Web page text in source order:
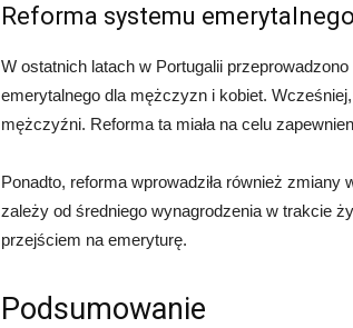
Reforma systemu emerytalnego
W ostatnich latach w Portugalii
emerytalnego dla mężczyzn i kobiet.
mężczyźni. Reforma ta miała na celu
Ponadto, reforma wprowadziła również
zależy od średniego wynagrodzenia w trakcie
przejściem na emeryturę.
Podsumowanie